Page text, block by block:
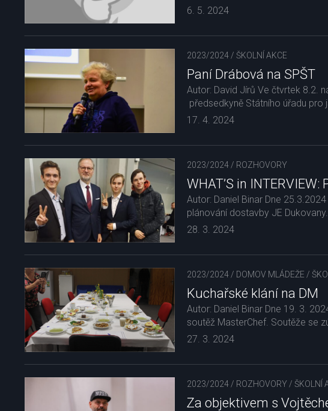
6. 5. 2024
2023/2024 / ŠKOLNÍ AKCE
Paní Drábová na SPŠT
Autor: David Jírů Ve čtvrtek 8.2.
předsedkyně Státního úřadu
17. 4. 2024
2023/2024 / ROZHOVORY
WHAT’S in
Autor: Daniel Binar Dne
plánování dostavby JE
28. 3. 2024
2023/2024 / DOMOV MLÁDEŽE /
Kuchařské klání na DM
Autor: Daniel Binar Dne 19. 3.
soutěž MasterChef. Soutěže se
27. 3. 2024
2023/2024 / ROZHOVORY / ŠKOLNÍ
Za objektivem s